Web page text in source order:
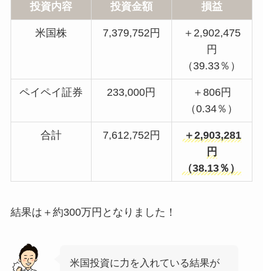
投資内容 投資金額 損益
米国株 7,379,752円
＋2,902,475
円
（39.33％）
ペイペイ証券 233,000円
＋806円
（0.34％）
合計 7,612,752円
＋2,903,281
円
（38.13％）
結果は＋約300万円となりました！
米国投資に力を入れている結果が